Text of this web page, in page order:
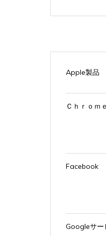
Apple製品
Ｃｈｒｏｍ
Facebook
Googleサー